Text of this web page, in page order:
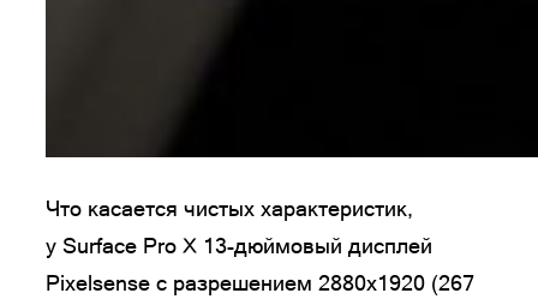
Что касается чистых характеристик,
у Surface Pro X 13-дюймовый дисплей
Pixelsense с разрешением 2880х1920 (267